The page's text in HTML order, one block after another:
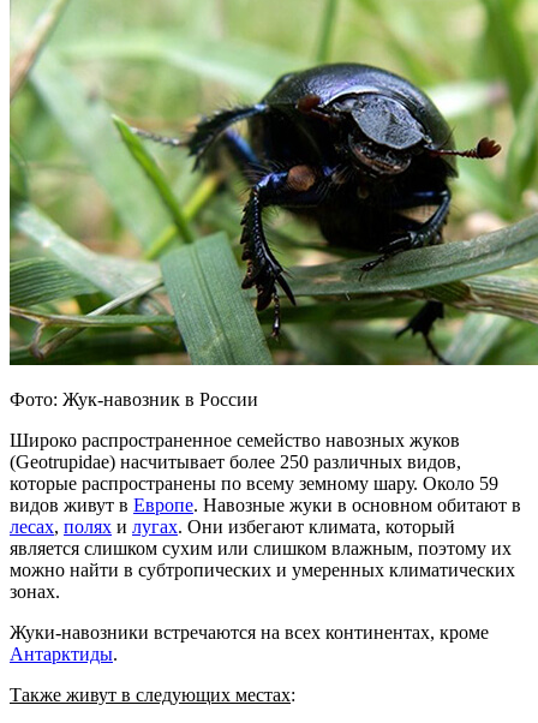
Фото: Жук-навозник в России
Широко распространенное семейство навозных жуков
(Geotrupidae) насчитывает более 250 различных видов,
которые распространены по всему земному шару. Около 59
видов живут в Европе. Навозные жуки в основном обитают в
лесах, полях и лугах. Они избегают климата, который
является слишком сухим или слишком влажным, поэтому их
можно найти в субтропических и умеренных климатических
зонах.
Жуки-навозники встречаются на всех континентах, кроме
Антарктиды.
Также живут в следующих местах: